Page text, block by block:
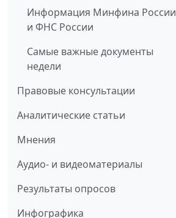
Информация Минфина России
и ФНС России
Самые важные документы
недели
Правовые консультации
Аналитические статьи
Мнения
Аудио- и видеоматериалы
Результаты опросов
Инфографика